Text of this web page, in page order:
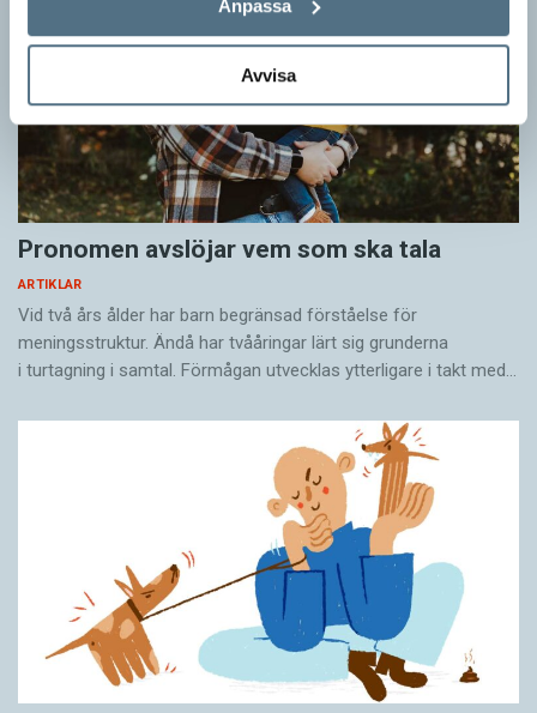
Anpassa
Avvisa
Pronomen avslöjar vem som ska tala
ARTIKLAR
Vid två års ålder har barn begränsad förståelse för
meningsstruktur. Ändå har tvååringar lärt sig grunderna
i turtagning i samtal. Förmågan utvecklas ytterligare i takt med…